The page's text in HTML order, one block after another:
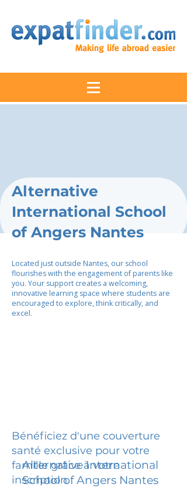
Alternative
International School
of Angers Nantes
Located just outside Nantes, our school
flourishes with the engagement of parents like
you. Your support creates a welcoming,
innovative learning space where students are
encouraged to explore, think critically, and
excel.
Bénéficiez d'une couverture
santé exclusive pour votre
famille grâce à votre
inscription.
Alternative International
School of Angers Nantes